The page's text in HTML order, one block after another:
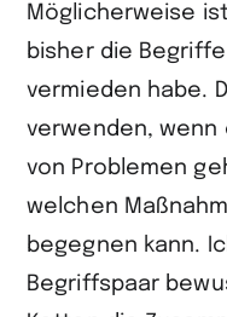
Möglicherweise
bisher die
vermieden habe.
verwenden, wenn
von Problemen
welchen
begegnen kann.
Begriffspaar